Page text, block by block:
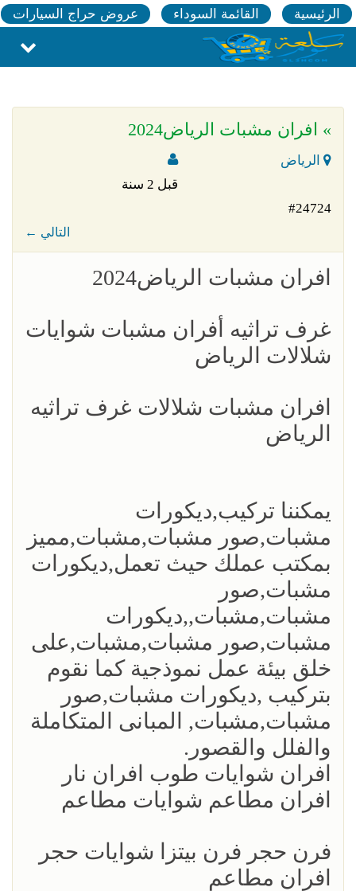
الرئيسية القائمة السوداء عروض حراج السيارات
» افران مشبات الرياض2024
الرياض
قبل 2 سنة
#24724
← التالي
افران مشبات الرياض2024
غرف تراثيه أفران مشبات شوايات
شلالات الرياض
افران مشبات شلالات غرف تراثيه
الرياض
يمكننا تركيب,ديكورات
مشبات,صور مشبات,مشبات,مميز
بمكتب عملك حيث تعمل,ديكورات
مشبات,صور
مشبات,مشبات,,ديكورات
مشبات,صور مشبات,مشبات,على
خلق بيئة عمل نموذجية كما نقوم
بتركيب ,ديكورات مشبات,صور
مشبات,مشبات, المبانى المتكاملة
والفلل والقصور.
افران شوايات طوب افران نار
افران مطاعم شوايات مطاعم
فرن حجر فرن بيتزا شوايات حجر
افران مطاعم